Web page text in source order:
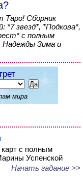
Таро! Сборник
*7 звезд*, *Подкова*,
с полным
Надежды Зима и
мира
карт с полным
Успенской
Начать гадание >>